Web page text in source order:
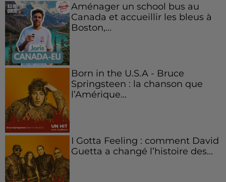
Aménager un school bus au
Canada et accueillir les bleus à
Boston,...
Born in the U.S.A - Bruce
Springsteen : la chanson que
l’Amérique...
I Gotta Feeling : comment David
Guetta a changé l’histoire des...